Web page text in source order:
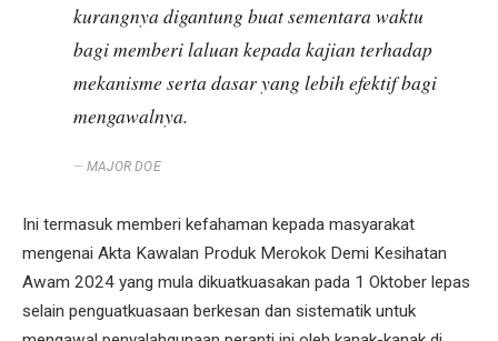
kurangnya digantung buat sementara waktu
bagi memberi laluan kepada kajian terhadap
mekanisme serta dasar yang lebih efektif bagi
mengawalnya.
MAJOR DOE
Ini termasuk memberi kefahaman kepada masyarakat
mengenai Akta Kawalan Produk Merokok Demi Kesihatan
Awam 2024 yang mula dikuatkuasakan pada 1 Oktober lepas
selain penguatkuasaan berkesan dan sistematik untuk